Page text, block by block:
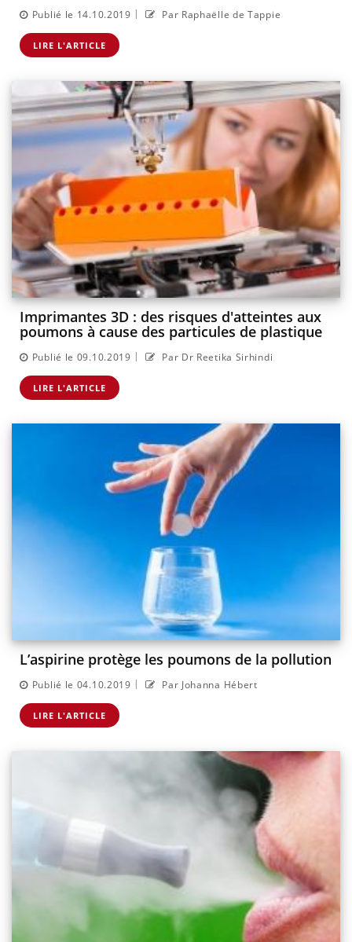
Publié le 14.10.2019 | Par Raphaëlle de Tappie
LIRE L'ARTICLE
Imprimantes 3D : des risques d'atteintes aux
poumons à cause des particules de plastique
Publié le 09.10.2019 | Par Dr Reetika Sirhindi
LIRE L'ARTICLE
L’aspirine protège les poumons de la pollution
Publié le 04.10.2019 | Par Johanna Hébert
LIRE L'ARTICLE